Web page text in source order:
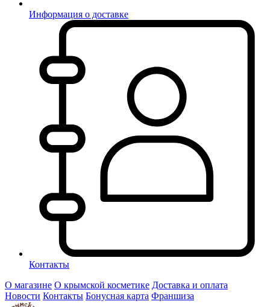
Информация о доставке
Контакты
О магазине О крымской косметике Доставка и оплата
Новости Контакты Бонусная карта Франшиза